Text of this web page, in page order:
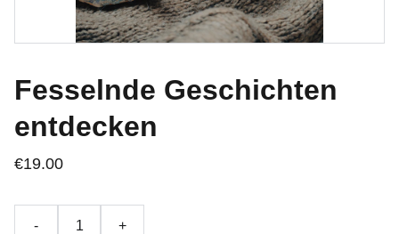
Fesselnde Geschichten
entdecken
€19.00
- +